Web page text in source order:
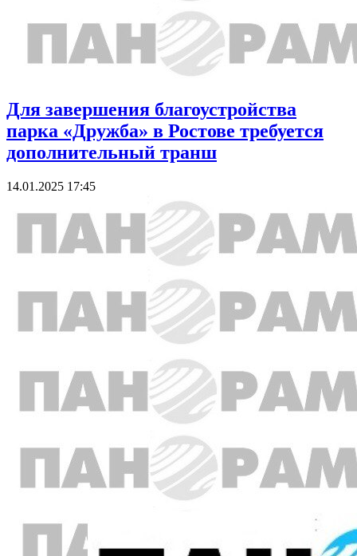
Для завершения благоустройства
парка «Дружба» в Ростове требуется
дополнительный транш
14.01.2025 17:45